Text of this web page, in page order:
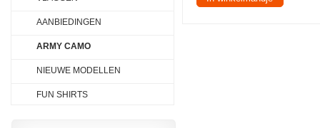
AANBIEDINGEN
ARMY CAMO
NIEUWE MODELLEN
FUN SHIRTS